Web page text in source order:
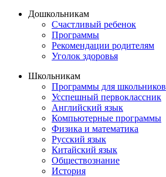
Дошкольникам
Счастливый ребенок
Программы
Рекомендации родителям
Уголок здоровья
Школьникам
Программы для школьников
Усспешный первоклассник
Английский язык
Компьютерные программы
Физика и математика
Русский язык
Китайский язык
Обществознание
История